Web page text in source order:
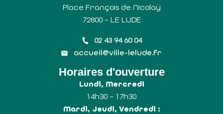
Place François de Nicolaÿ
72800 – LE LUDE
02 43 94 60 04
accueil@ville-lelude.fr
Horaires d'ouverture
Lundi, Mercredi
14h30 – 17h30
Mardi, Jeudi, Vendredi :